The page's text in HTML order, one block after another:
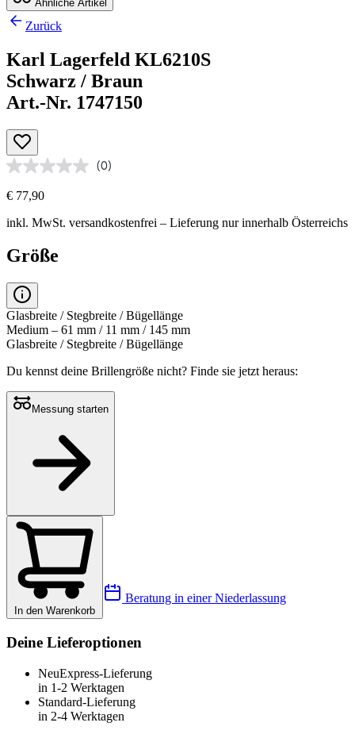
Ähnliche Artikel
Zurück
Karl Lagerfeld KL6210S
Schwarz / Braun
Art.-Nr. 1747150
(0)
€ 77,90
inkl. MwSt. versandkostenfrei – Lieferung nur innerhalb Österreichs
Größe
Glasbreite / Stegbreite / Bügellänge
Medium – 61 mm / 11 mm / 145 mm
Glasbreite / Stegbreite / Bügellänge
Du kennst deine Brillengröße nicht? Finde sie jetzt heraus:
Messung starten
In den Warenkorb
Beratung in einer Niederlassung
Deine Lieferoptionen
NeuExpress-Lieferung
in 1-2 Werktagen
Standard-Lieferung
in 2-4 Werktagen